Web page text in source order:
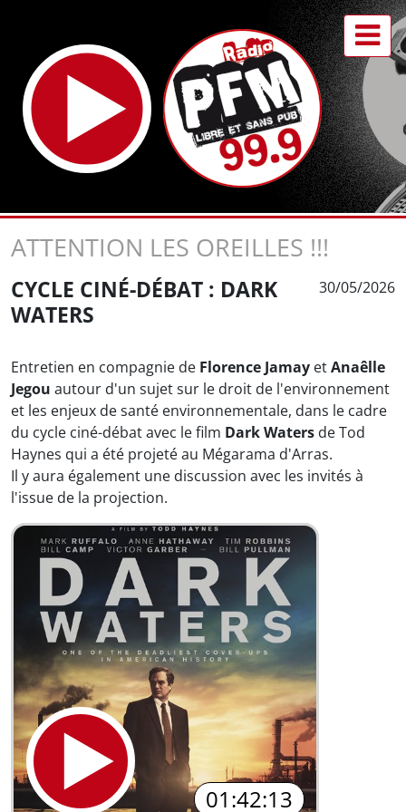
ATTENTION LES OREILLES !!!
CYCLE CINÉ-DÉBAT : DARK
WATERS
30/05/2026
Entretien en compagnie de Florence Jamay etAnaêlle
Jegou autour d'un sujet sur le droit de l'environnement
et les enjeux de santé environnementale, dans le cadre
du cycle ciné-débat avec le film Dark Waters de Tod
Haynes qui a été projeté au Mégarama d'Arras.
Il y aura également une discussion avec les invités à
l'issue de la projection.
01:42:13